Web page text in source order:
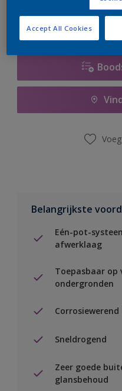
Belangrijkste
Eén-pot-
afwerklaag
Toepasbaar op
ondergronden
Corrosiewerend
Sneldrogend
Zeer goede
glansbehoud
Accept All Cookies